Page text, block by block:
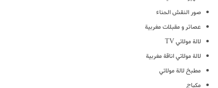
صور النقش الحناء
عصائر و مقبلات مغربية
لالة مولاتي TV
لالة مولاتي اناقة مغربية
مطبخ لالة مولاتي
مكياج